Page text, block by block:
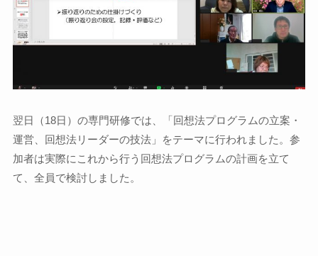
翌日（18日）の専門研修では、「回想法プログラムの立案・
運営、回想法リーダーの技法」をテーマに行われました。参
加者は実際にこれから行う回想法プログラムの計画を立て
て、全員で検討しました。